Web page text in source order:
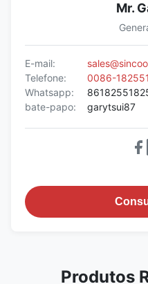
Mr.
E-mail:
Telefone:
0086-
Whatsapp:
bate-papo:
garytsui87
Produtos